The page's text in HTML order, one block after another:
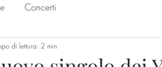
Concerti
di lettura: 2 min